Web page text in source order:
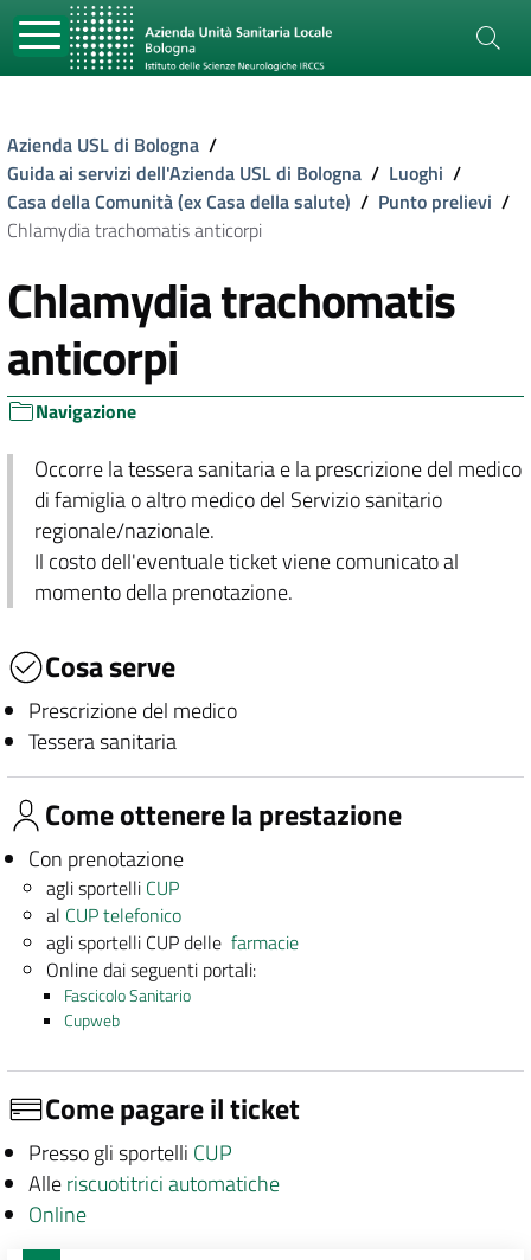
Azienda USL di Bologna /
Guida ai servizi dell'Azienda USL di Bologna / Luoghi /
Casa della Comunità (ex Casa della salute) / Punto prelievi /
Chlamydia trachomatis anticorpi
Chlamydia trachomatis
anticorpi
Navigazione
Occorre la tessera sanitaria e la prescrizione del medico
di famiglia o altro medico del Servizio sanitario
regionale/nazionale.
Il costo dell'eventuale ticket viene comunicato al
momento della prenotazione.
Cosa serve
Prescrizione del medico
Tessera sanitaria
Come ottenere la prestazione
Con prenotazione
agli sportelli CUP
al CUP telefonico
agli sportelli CUP dellefarmacie
Online dai seguenti portali:
Fascicolo Sanitario
Cupweb
Come pagare il ticket
Presso gli sportelli CUP
Alleriscuotitrici automatiche
Online